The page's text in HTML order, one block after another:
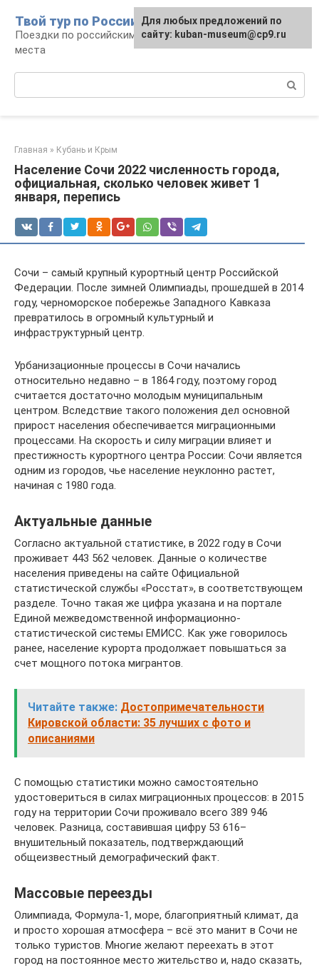
контенту
Твой тур по России
Поездки по российским городам, маршруты и
места
Главная » Кубань и Крым
Население Сочи 2022 численность города,
официальная, сколько человек живет 1
января, перепись
Сочи – самый крупный курортный центр Российской
Федерации. После зимней Олимпиады, прошедшей в 2014
году, черноморское побережье Западного Кавказа
превратилось в огромный культурный и
инфраструктурный центр.
Урбанизационные процессы в Сочи начались
относительно недавно – в 1864 году, поэтому город
считается достаточно молодым муниципальным
центром. Вследствие такого положения дел основной
прирост населения обеспечивается миграционными
процессами. На скорость и силу миграции влияет и
престижность курортного центра России: Сочи является
одним из городов, чье население неуклонно растет,
начиная с 1980 года.
Актуальные данные
Согласно актуальной статистике, в 2022 году в Сочи
проживает 443 562 человек. Данные о количестве
населения приведены на сайте Официальной
статистической службы «Росстат», в соответствующем
разделе. Точно такая же цифра указана и на портале
Единой межведомственной информационно-
статистической системы ЕМИСС. Как уже говорилось
ранее, население курорта продолжает повышаться за
счет мощного потока мигрантов.
Читайте также: Достопримечательности
Кировской области: 35 лучших с фото и
описаниями
С помощью статистики можно самостоятельно
удостовериться в силах миграционных процессов: в 2015
году на территории Сочи проживало всего 389 946
человек. Разница, составившая цифру 53 616–
внушительный показатель, подтверждающий
общеизвестный демографический факт.
Массовые переезды
Олимпиада, Формула-1, море, благоприятный климат, да
и просто хорошая атмосфера – всё это манит в Сочи не
только туристов. Многие желают переехать в этот
город на постоянное место жительство и, надо сказать,
Для любых предложений по
сайту: kuban-museum@cp9.ru